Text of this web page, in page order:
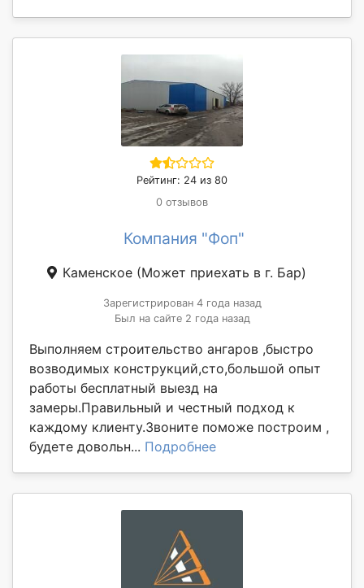
Рейтинг: 24 из 80
0 отзывов
Компания "Фоп"
Каменское (Может приехать в г. Бар)
Зарегистрирован 4 года назад
Был на сайте 2 года назад
Выполняем строительство ангаров ,быстро
возводимых конструкций,сто,большой опыт
работы бесплатный выезд на
замеры.Правильный и честный подход к
каждому клиенту.Звоните поможе построим ,
будете довольн... Подробнее